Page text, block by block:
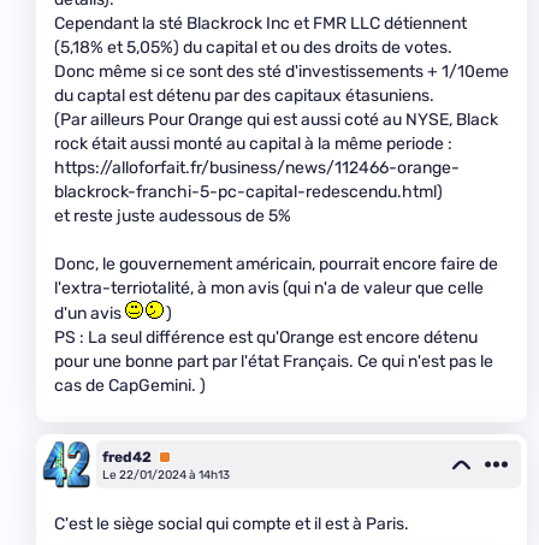
Cependant la sté Blackrock Inc et FMR LLC détiennent
(5,18% et 5,05%) du capital et ou des droits de votes.
Donc même si ce sont des sté d'investissements + 1/10eme
du captal est détenu par des capitaux étasuniens.
(Par ailleurs Pour Orange qui est aussi coté au NYSE, Black
rock était aussi monté au capital à la même periode :
https://alloforfait.fr/business/news/112466-orange-
blackrock-franchi-5-pc-capital-redescendu.html)
et reste juste audessous de 5%
Donc, le gouvernement américain, pourrait encore faire de
l'extra-terriotalité, à mon avis (qui n'a de valeur que celle
d'un avis
)
PS : La seul différence est qu'Orange est encore détenu
pour une bonne part par l'état Français. Ce qui n'est pas le
cas de CapGemini. )
fred42 Premium
Le 22/01/2024 à 14h13
C'est le siège social qui compte et il est à Paris.